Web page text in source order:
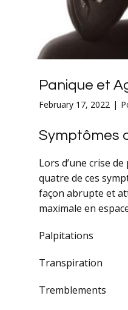
Panique et
February 17, 2022
Symptômes
Lors d’une crise
quatre de ces
façon abrupte et
maximale en
Palpitations
Transpiration
Tremblements